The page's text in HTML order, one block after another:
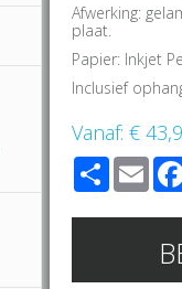
Afwerking:
plaat.
Papier: Inkjet
Inclusief
Vanaf:€
Share